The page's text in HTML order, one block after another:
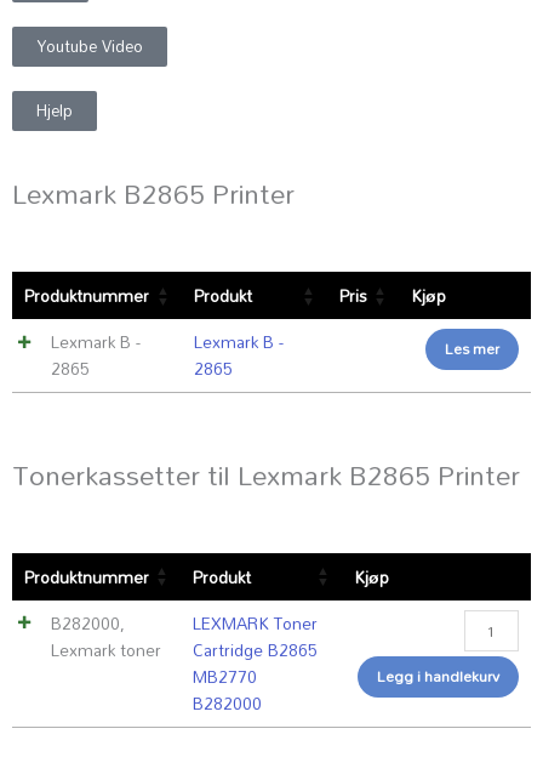
Youtube Video
Hjelp
Lexmark B2865 Printer
Produktnummer Produkt Pris
Kjøp
Lexmark B -
2865
Lexmark B -
2865
Les mer
Tonerkassetter til Lexmark B2865 Printer
Produktnummer Produkt
Kjøp
B282000,
Lexmark toner
LEXMARK Toner
Cartridge B2865
MB2770
B282000
LEXMARK
Cartridge
B2865
MB2770
B282000
Legg i handlekurv